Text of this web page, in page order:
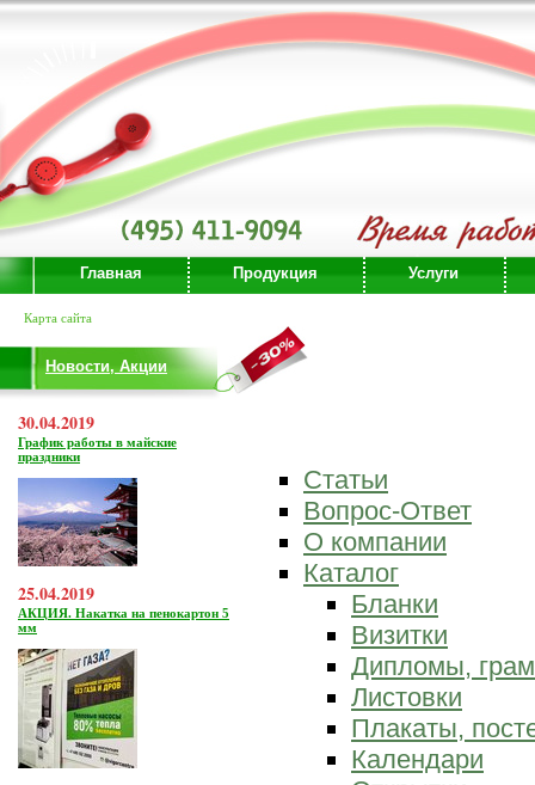
Главная Продукция Услуги
Карта сайта
Новости, Акции
30.04.2019
График работы в майские
праздники
25.04.2019
АКЦИЯ. Накатка на пенокартон 5
мм
Статьи
Вопрос-Ответ
О компании
Каталог
Бланки
Визитки
Дипломы,
Листовки
Плакаты,
Календари